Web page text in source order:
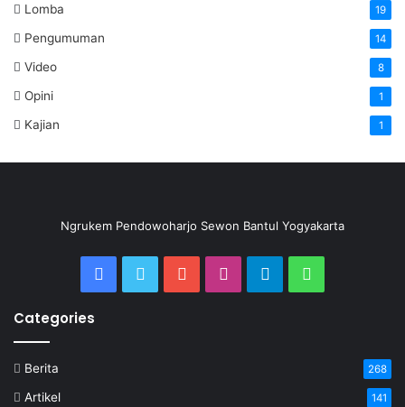
Lomba 19
Pengumuman 14
Video 8
Opini 1
Kajian 1
Ngrukem Pendowoharjo Sewon Bantul Yogyakarta
Categories
Berita 268
Artikel 141